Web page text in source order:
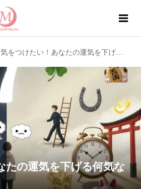
つけたい！あなたの運気を下げる何気ない習慣7つ
たの運気を下げる何気な